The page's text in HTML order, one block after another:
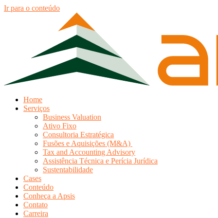
Ir para o conteúdo
Home
Serviços
Business Valuation
Ativo Fixo
Consultoria Estratégica
Fusões e Aquisições (M&A)
Tax and Accounting Advisory
Assistência Técnica e Perícia Jurídica
Sustentabilidade
Cases
Conteúdo
Conheça a Apsis
Contato
Carreira